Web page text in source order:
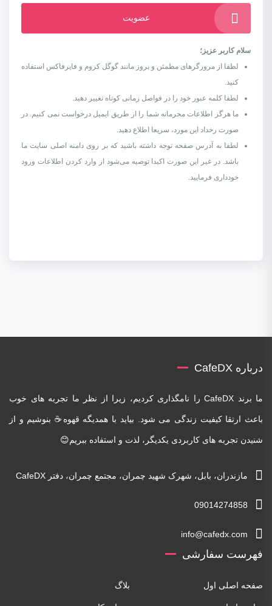
عضویت
سلام کاربر عزیز؛
لطفا از مرورگرهای مطمئن و بروز مانند گوگل کروم و فایرفاکس استفاده
کنید.
لطفا کلمه عبور خود را در فواصل زمانی کوتاه تغییر دهید.
ما هرگز اطلاعات محرمانه شما را از طریق ایمیل درخواست نمی کنیم. در
صورت رخداد این مورد، سریعا اطلاع دهید.
لطفا به آدرس صفحه توجه داشته باشید که بر روی دامنه اصلی سایت ما
باشد. در غیر این صورت اکیدا توصیه می‌شود از وارد کردن اطلاعات ورود
خودداری فرمایید.
درباره CafeDX
ما برند CafeDX را نامگذاری کردیم، زیرا از نظر ما تجربه های خوب
باعث ارتقا کیفیت زندگی می شود. بیاید با همدیگه قهوه☕ بنوشیم و از
شنیدن تجربه های کاربردی یکدیگر، لذت و استفاده ببریم😊
مازندران، بابل، شهرک شهید چمران، مجتمع چمران، دفتر CafeDX
09014274858
info@cafedx.com
فهرست سفارشی
صفحه اصلی اول بلاگ